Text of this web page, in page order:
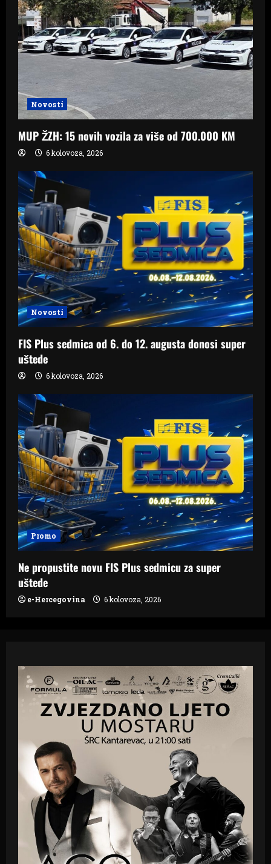
Novosti
MUP ŽZH: 15 novih vozila za više od 700.000 KM
6 kolovoza, 2026
Novosti
FIS Plus sedmica od 6. do 12. augusta donosi super
uštede
6 kolovoza, 2026
Promo
Ne propustite novu FIS Plus sedmicu za super
uštede
e-Hercegovina 6 kolovoza, 2026